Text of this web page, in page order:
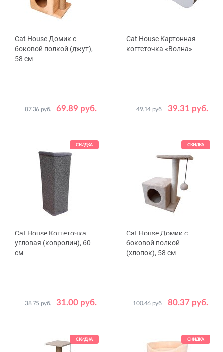
Cat House Домик с
боковой полкой (джут),
58 см
69.89 руб.
87.36 руб.
Цвет Бежевый Серый
Cat House Картонная
когтеточка «Волна»
39.31 руб.
49.14 руб.
Размер S М L
СКИДКА
Cat House Когтеточка
угловая (ковролин), 60
см
31.00 руб.
38.75 руб.
Цвет Бежевый Серый
СКИДКА
Cat House Домик с
боковой полкой
(хлопок), 58 см
80.37 руб.
100.46 руб.
Цвет Бежевый Серый
СКИДКА СКИДКА